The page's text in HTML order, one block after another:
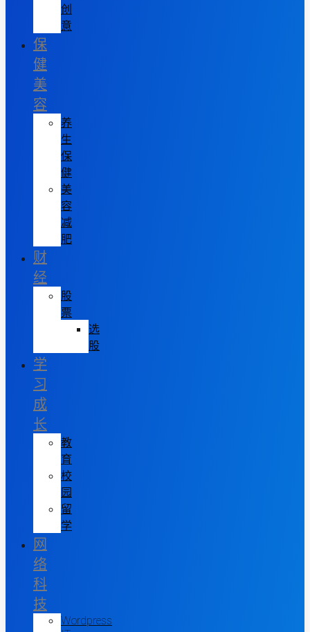
创
意
保
健
美
容
养
生
保
健
美
容
减
肥
财
经
股
票
选
股
学
习
成
长
教
育
校
园
留
学
网
络
科
技
Wordpress